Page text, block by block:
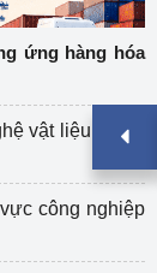
ứng hàng hóa
vật liệu và xử
công nghiệp